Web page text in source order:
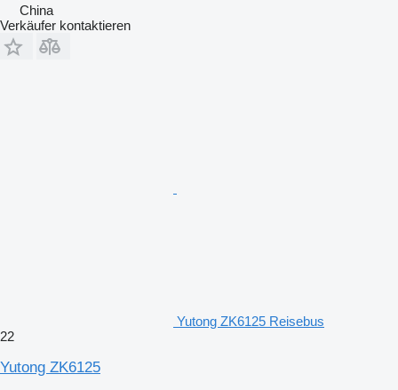
China
Verkäufer kontaktieren
Yutong ZK6125 Reisebus
22
Yutong ZK6125